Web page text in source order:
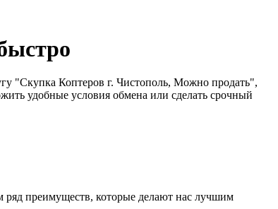
"Скупка Коптеров г. Чистополь, Можно продать",
удобные условия обмена или сделать срочный
ряд преимуществ, которые делают нас лучшим